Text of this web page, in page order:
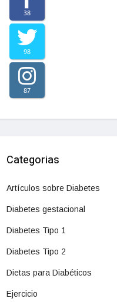
38
98
87
Categorias
Artículos sobre Diabetes
Diabetes gestacional
Diabetes Tipo 1
Diabetes Tipo 2
Dietas para Diabéticos
Ejercicio